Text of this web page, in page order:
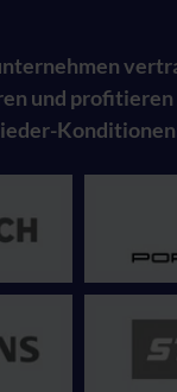
und profitieren